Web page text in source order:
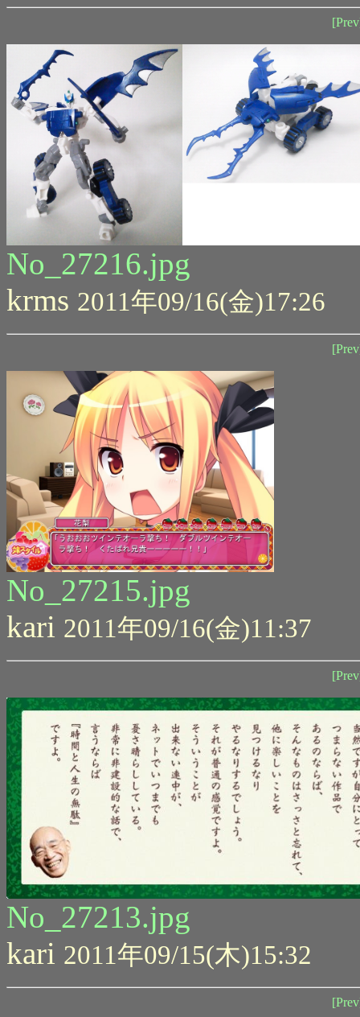
No_27216.jpg
krms 2011年09/16(金)17:26
No_27215.jpg
kari 2011年09/16(金)11:37
No_27213.jpg
kari 2011年09/15(木)15:32